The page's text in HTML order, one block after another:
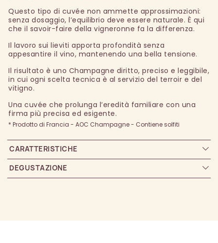
Questo tipo di cuvée non ammette approssimazioni:
senza dosaggio, l’equilibrio deve essere naturale. È qui
che il savoir-faire della vigneronne fa la differenza.
Il lavoro sui lieviti apporta profondità senza
appesantire il vino, mantenendo una bella tensione.
Il risultato è uno Champagne diritto, preciso e leggibile,
in cui ogni scelta tecnica è al servizio del terroir e del
vitigno.
Una cuvée che prolunga l’eredità familiare con una
firma più precisa ed esigente.
* Prodotto di Francia - AOC Champagne - Contiene solfiti
CARATTERISTICHE
DEGUSTAZIONE